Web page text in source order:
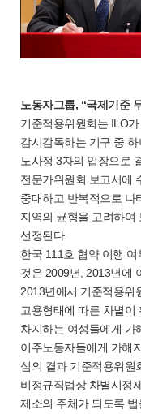
노동자그룹, “국제기준
기준적용위원회는 ILO
감시감독하는 기구 중
노사정 3자의 입장으로
전문가위원회 보고서에
중대하고 반복적으로 나
지역의 균형을 고려하여
선정된다.
한국 111호 협약 이행
것은 2009년, 2013년에
2013년에서 기준적용위
고용형태에 따른 차별이
차지하는 여성들에게 가
이주노동자들에게 가해
심의 결과 기준적용위
비정규직법상 차별시정
제소의 주체가 되도록